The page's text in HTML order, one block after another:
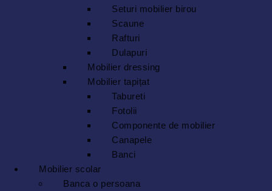
Seturi mobilier birou
Scaune
Rafturi
Dulapuri
Mobilier dressing
Mobilier tapițat
Tabureti
Fotolii
Componente de mobilier
Canapele
Banci
Mobilier scolar
Banca o persoana